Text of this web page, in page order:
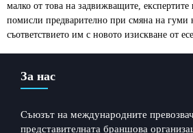
малко от това на задвижващите, експертите
помисли предварително при смяна на гуми
съответствието им с новото изискване от
За нас
Съюзът на международните
представителната браншова